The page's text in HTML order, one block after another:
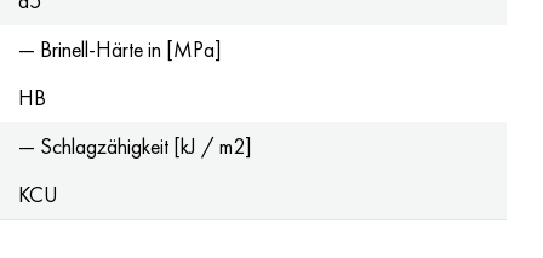
— Brinell-Härte in [MPa]
HB
— Schlagzähigkeit [kJ / m2]
KCU